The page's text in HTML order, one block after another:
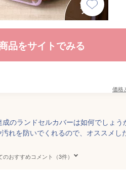
品をサイトでみる
価格
のランドセルカバーは如何でしょう
れを防いでくれるので、オススメし
のおすすめコメント（3件）